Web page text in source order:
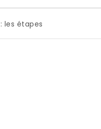
clés pour optimiser votre